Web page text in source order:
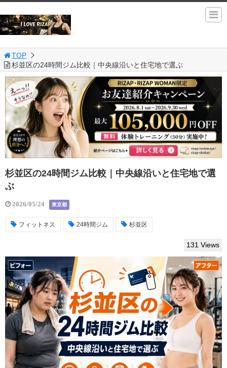
TOP
杉並区の24時間ジム比較｜中央線沿いと住宅地で選ぶ
杉並区の24時間ジム比較｜中央線沿いと住宅地で選
ぶ
2026/05/24 東京都
フィットネス 24時間ジム 杉並区
131 Views